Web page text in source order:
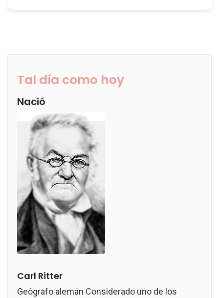
Tal día como hoy
Nació
Carl Ritter
Geógrafo alemán Considerado uno de los